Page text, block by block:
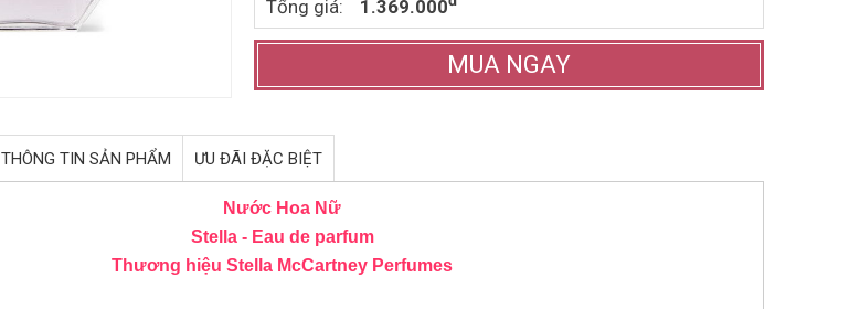
Tổng giá: 1.369.000
MUA NGAY
THÔNG TIN SẢN PHẨM ƯU ĐÃI ĐẶC BIỆT
Nước Hoa Nữ
Stella - Eau de parfum
Thương hiệu Stella McCartney Perfumes